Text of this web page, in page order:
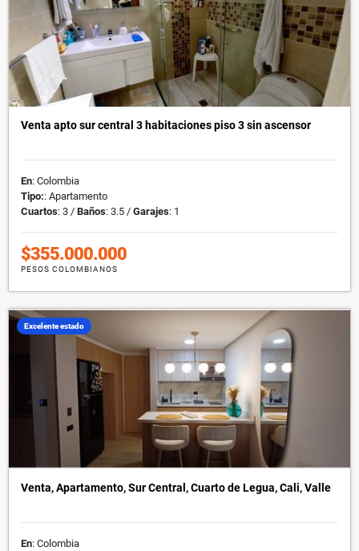
Venta apto sur central 3 habitaciones piso 3 sin ascensor
En: Colombia
Tipo:: Apartamento
Cuartos: 3 / Baños: 3.5 / Garajes: 1
$355.000.000
PESOS COLOMBIANOS
Excelente estado
Venta, Apartamento, Sur Central, Cuarto de Legua, Cali, Valle
En: Colombia